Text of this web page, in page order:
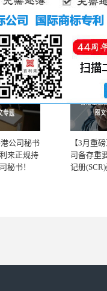
更新：39年传统布
国公司税收明细及
题推荐
公司秘书
来正规持
秘书！
【3月重
司备存重
记册